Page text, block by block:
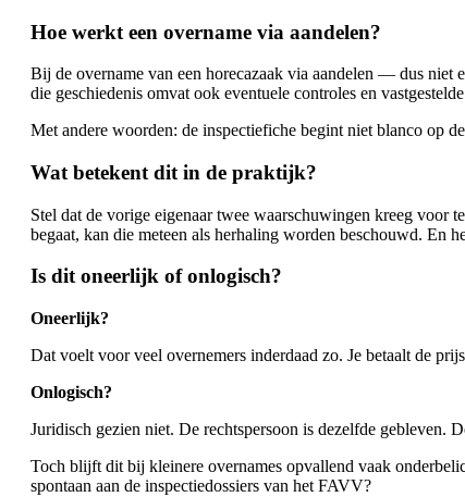
Hoe werkt een overname via aandelen?
Bij de overname van een horecazaak via aandelen — dus niet
die geschiedenis omvat ook eventuele controles en
Met andere woorden: de inspectiefiche begint niet blanco op
Wat betekent dit in de praktijk?
Stel dat de vorige eigenaar twee waarschuwingen kreeg
begaat, kan die meteen als herhaling worden beschouwd. En
Is dit oneerlijk of onlogisch?
Oneerlijk?
Dat voelt voor veel overnemers inderdaad zo. Je betaalt de
Onlogisch?
Juridisch gezien niet. De rechtspersoon is dezelfde gebleven.
Toch blijft dit bij kleinere overnames opvallend vaak
spontaan aan de inspectiedossiers van het FAVV?